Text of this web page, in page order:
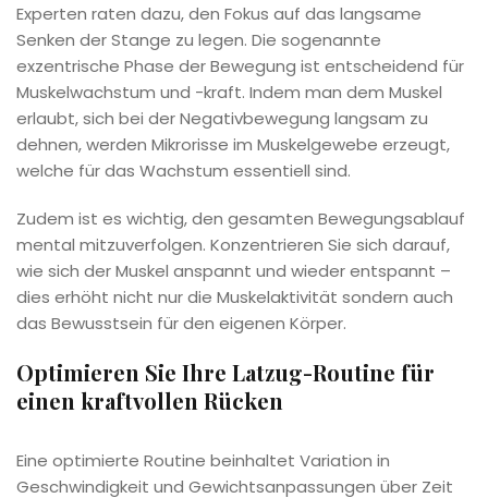
Experten raten dazu, den Fokus auf das langsame
Senken der Stange zu legen. Die sogenannte
exzentrische Phase der Bewegung ist entscheidend für
Muskelwachstum und -kraft. Indem man dem Muskel
erlaubt, sich bei der Negativbewegung langsam zu
dehnen, werden Mikrorisse im Muskelgewebe erzeugt,
welche für das Wachstum essentiell sind.
Zudem ist es wichtig, den gesamten Bewegungsablauf
mental mitzuverfolgen. Konzentrieren Sie sich darauf,
wie sich der Muskel anspannt und wieder entspannt –
dies erhöht nicht nur die Muskelaktivität sondern auch
das Bewusstsein für den eigenen Körper.
Optimieren Sie Ihre Latzug-Routine für
einen kraftvollen Rücken
Eine optimierte Routine beinhaltet Variation in
Geschwindigkeit und Gewichtsanpassungen über Zeit